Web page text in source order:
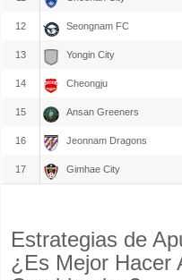
12 Seongnam FC
13 Yongin City
14 Cheongju
15 Ansan Greeners
16 Jeonnam Dragons
17 Gimhae City
Estrategias de
¿Es Mejor Hacer